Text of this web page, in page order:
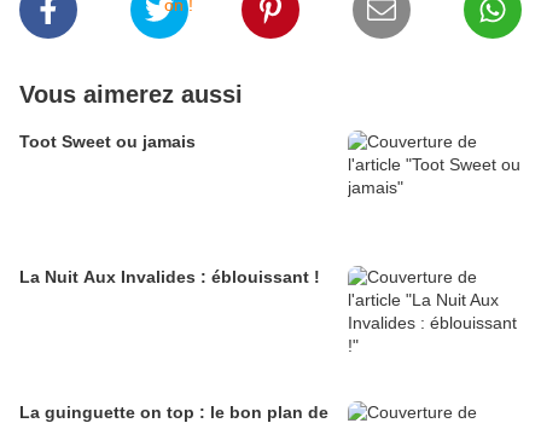
Vous aimerez aussi
Toot Sweet ou jamais
La Nuit Aux Invalides : éblouissant !
La guinguette on top : le bon plan de